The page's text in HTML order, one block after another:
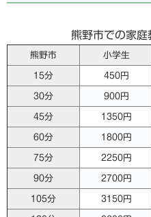
熊野市での家庭
熊野市 小学生
15分 450円
30分 900円
45分 1350円
60分 1800円
75分 2250円
90分 2700円
105分 3150円